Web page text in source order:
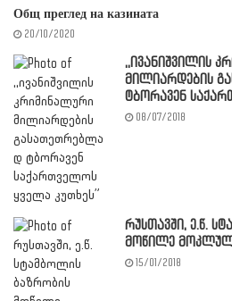
Общ преглед на казината
20/10/2020
,,ივანიშვილის
მილიარდების
ტბორავენ
08/07/2018
რუსთავში, ე.წ.
მოწილე
15/01/2018